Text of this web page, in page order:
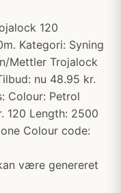
120
Kategori: Syning
Mettler Trojalock
nu 48.95 kr.
Colour: Petrol
120 Length: 2500
Colour code:
være genereret